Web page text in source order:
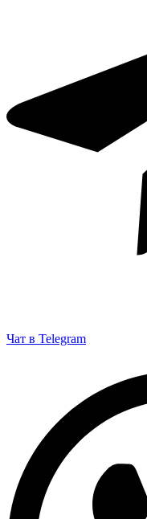
Чат в Telegram